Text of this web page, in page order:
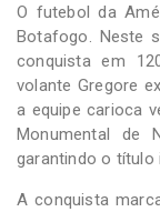
O futebol da
Botafogo. Neste
conquista em
volante Gregore
a equipe carioca
Monumental de
garantindo o título
A conquista